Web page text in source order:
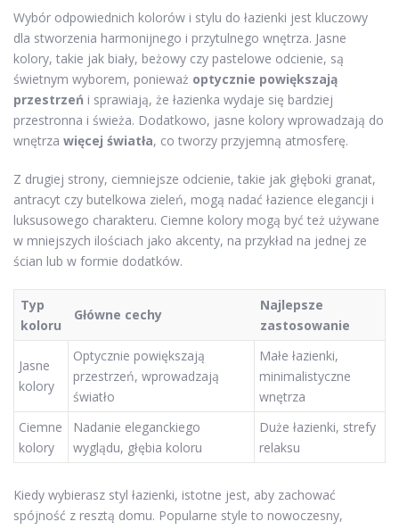
Wybór odpowiednich kolorów i stylu do łazienki jest kluczowy
dla stworzenia harmonijnego i przytulnego wnętrza. Jasne
kolory, takie jak biały, beżowy czy pastelowe odcienie, są
świetnym wyborem, ponieważ optycznie powiększają
przestrzeń i sprawiają, że łazienka wydaje się bardziej
przestronna i świeża. Dodatkowo, jasne kolory wprowadzają do
wnętrza więcej światła, co tworzy przyjemną atmosferę.
Z drugiej strony, ciemniejsze odcienie, takie jak głęboki granat,
antracyt czy butelkowa zieleń, mogą nadać łazience elegancji i
luksusowego charakteru. Ciemne kolory mogą być też używane
w mniejszych ilościach jako akcenty, na przykład na jednej ze
ścian lub w formie dodatków.
Typ
koloru
Główne cechy
Najlepsze
zastosowanie
Jasne
kolory
Optycznie powiększają
przestrzeń, wprowadzają
światło
Małe łazienki,
minimalistyczne
wnętrza
Ciemne
kolory
Nadanie eleganckiego
wyglądu, głębia koloru
Duże łazienki, strefy
relaksu
Kiedy wybierasz styl łazienki, istotne jest, aby zachować
spójność z resztą domu. Popularne style to nowoczesny,